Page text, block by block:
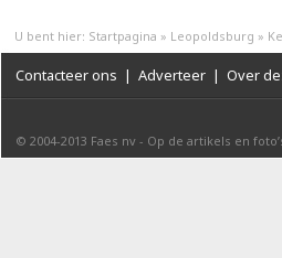
U bent hier: Startpagina » Leopoldsburg »
Contacteer ons | Adverteer | Over
© 2004-2013 Faes nv - Op de artikels en